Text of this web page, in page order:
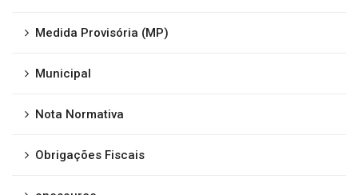
Medida Provisória (MP)
Municipal
Nota Normativa
Obrigações Fiscais